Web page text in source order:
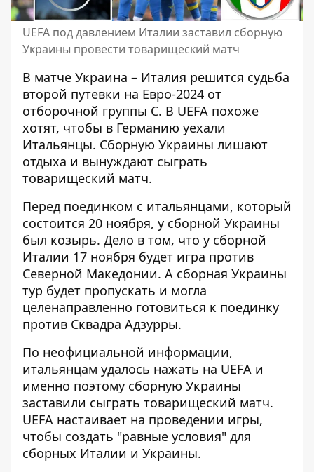
UEFA под давлением Италии заставил сборную
Украины провести товарищеский матч
В матче Украина – Италия решится судьба
второй путевки на Евро-2024 от
отборочной группы С. В UEFA похоже
хотят, чтобы в Германию уехали
Итальянцы. Сборную Украины лишают
отдыха и вынуждают сыграть
товарищеский матч.
Перед поединком с итальянцами, который
состоится 20 ноября, у сборной Украины
был козырь. Дело в том, что у сборной
Италии 17 ноября будет игра против
Северной Македонии. А сборная Украины
тур будет пропускать и могла
целенаправленно готовиться к поединку
против Сквадра Адзурры.
По неофициальной информации,
итальянцам удалось нажать на UEFA и
именно поэтому сборную Украины
заставили сыграть товарищеский матч.
UEFA настаивает на проведении игры,
чтобы создать "равные условия" для
сборных Италии и Украины.